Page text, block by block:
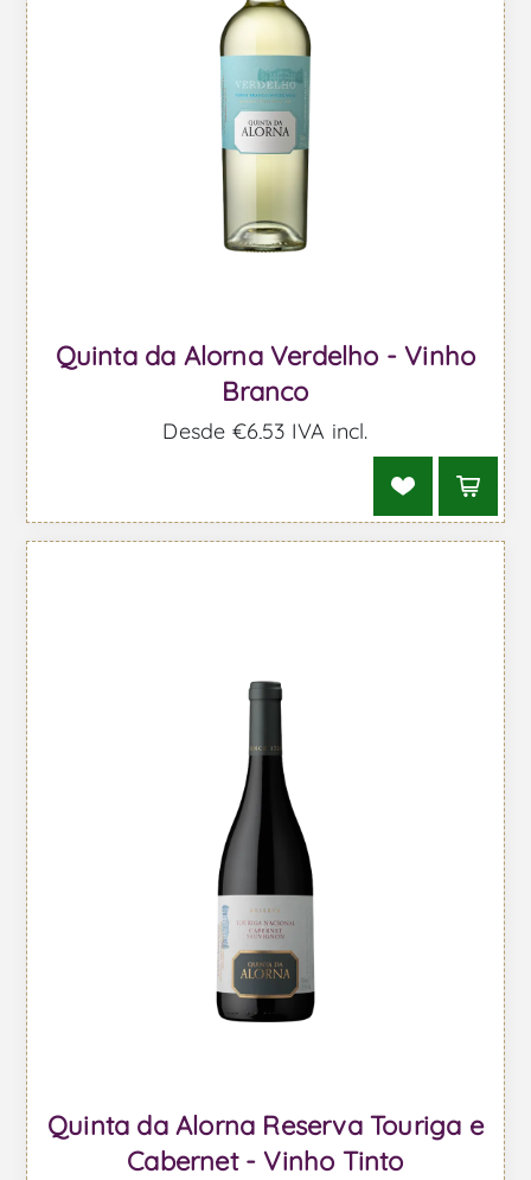
Quinta da Alorna Verdelho - Vinho
Branco
Desde €6,53 IVA incl.
Quinta da Alorna Reserva Touriga e
Cabernet - Vinho Tinto